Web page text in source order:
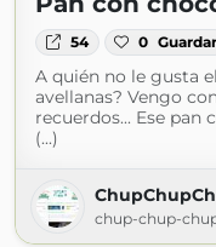
54 0 Guardar
A quién no le gusta
avellanas? Vengo
recuerdos... Ese pan
(...)
chup-chup-